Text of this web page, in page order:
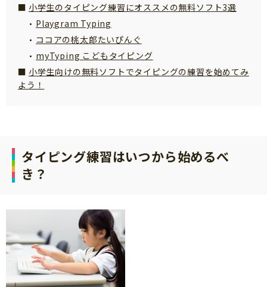
「こそだてまっぷ」とは
サイトのご利⽤にあたって
個⼈情報について
お問い合わせ
小学生のタイピング練習にオススメの無料ソフト3選
Playgram Typing
ココアの桃太郎たいぴんぐ
myTyping こどもタイピング
小学生向けの無料ソフトでタイピングの練習を始めてみ
よう！
タイピング練習はいつから始めるべ
き？